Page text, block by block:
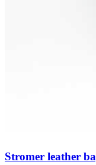
Stromer leather